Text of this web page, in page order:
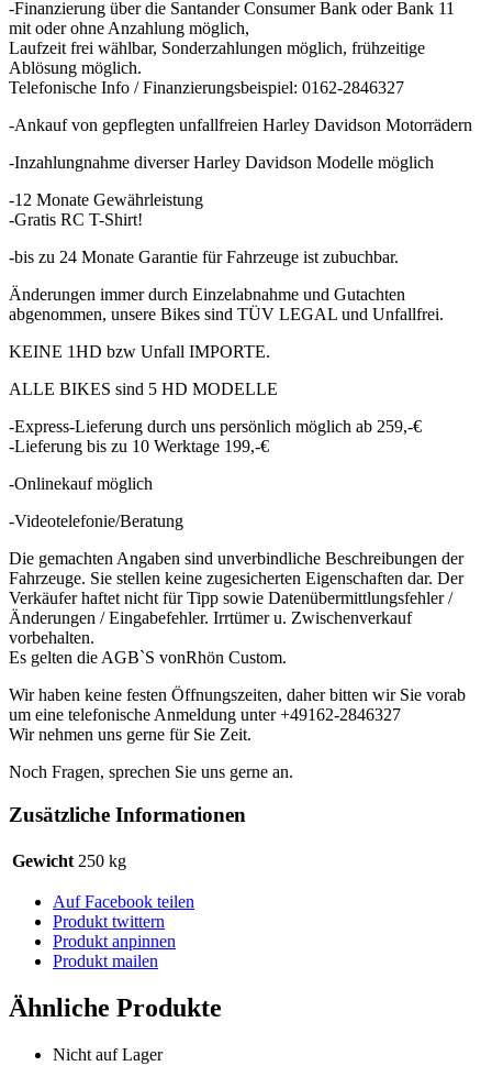
-Finanzierung über die Santander Consumer Bank oder Bank 11
mit oder ohne Anzahlung möglich,
Laufzeit frei wählbar, Sonderzahlungen möglich, frühzeitige
Ablösung möglich.
Telefonische Info / Finanzierungsbeispiel: 0162-2846327
-Ankauf von gepflegten unfallfreien Harley Davidson Motorrädern
-Inzahlungnahme diverser Harley Davidson Modelle möglich
-12 Monate Gewährleistung
-Gratis RC T-Shirt!
-bis zu 24 Monate Garantie für Fahrzeuge ist zubuchbar.
Änderungen immer durch Einzelabnahme und Gutachten
abgenommen, unsere Bikes sind TÜV LEGAL und Unfallfrei.
KEINE 1HD bzw Unfall IMPORTE.
ALLE BIKES sind 5 HD MODELLE
-Express-Lieferung durch uns persönlich möglich ab 259,-€
-Lieferung bis zu 10 Werktage 199,-€
-Onlinekauf möglich
-Videotelefonie/Beratung
Die gemachten Angaben sind unverbindliche Beschreibungen der
Fahrzeuge. Sie stellen keine zugesicherten Eigenschaften dar. Der
Verkäufer haftet nicht für Tipp sowie Datenübermittlungsfehler /
Änderungen / Eingabefehler. Irrtümer u. Zwischenverkauf
vorbehalten.
Es gelten die AGB`S vonRhön Custom.
Wir haben keine festen Öffnungszeiten, daher bitten wir Sie vorab
um eine telefonische Anmeldung unter +49162-2846327
Wir nehmen uns gerne für Sie Zeit.
Noch Fragen, sprechen Sie uns gerne an.
Zusätzliche Informationen
Gewicht 250 kg
Auf Facebook teilen
Produkt twittern
Produkt anpinnen
Produkt mailen
Ähnliche Produkte
Nicht auf Lager